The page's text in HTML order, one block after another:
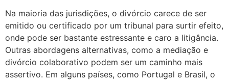
Na maioria das jurisdições, o divórcio carece de ser
emitido ou certificado por um tribunal para surtir efeito,
onde pode ser bastante estressante e caro a litigância.
Outras abordagens alternativas, como a mediação e
divórcio colaborativo podem ser um caminho mais
assertivo. Em alguns países, como Portugal e Brasil, o